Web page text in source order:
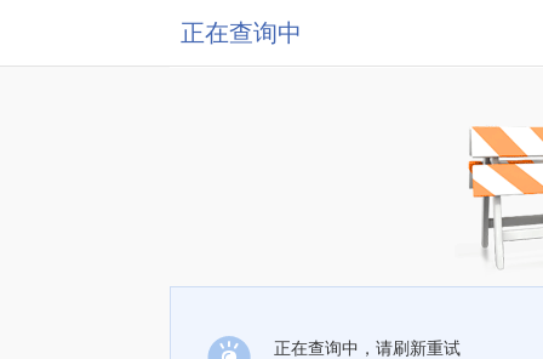
正在查询中
正在查询中，请刷新重试